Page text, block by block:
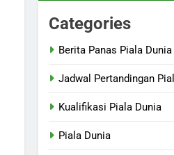
Categories
Berita Panas Piala Dunia
Jadwal Pertandingan
Kualifikasi Piala Dunia
Piala Dunia